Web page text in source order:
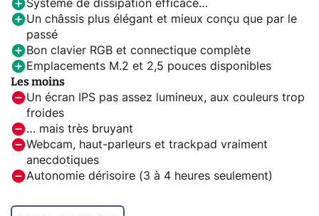
Système de dissipation efficace…
Un châssis plus élégant et mieux conçu que par le
passé
Bon clavier RGB et connectique complète
Emplacements M.2 et 2,5 pouces disponibles
Les moins
Un écran IPS pas assez lumineux, aux couleurs trop
froides
… mais très bruyant
Webcam, haut-parleurs et trackpad vraiment
anecdotiques
Autonomie dérisoire (3 à 4 heures seulement)